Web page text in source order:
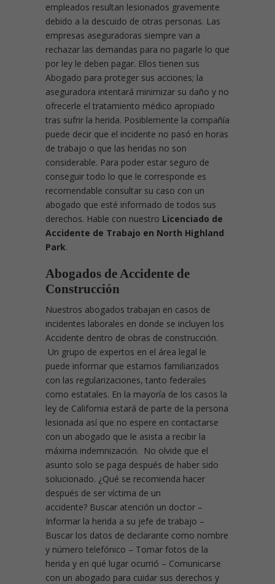
empleados resultan lesionados gravemente
debido a la descuido de otras personas. Las
empresas aseguradoras siempre van a
rechazar las demandas para no pagarle lo que
por ley le deben pagar. Ellos tienen sus
Abogado para proteger sus acciones; la
aseguradora intentará minimizar su daño y no
ofrecerle el tratamiento médico apropiado
tras sufrir la herida. Posiblemente la compañía
puede decir que el incidente no pasó en horas
de trabajo o que las heridas no son
considerable. Para poder estar seguro de
conseguir todo lo que le corresponde es
recomendable consultar su caso con un
abogado que esté informado de todos sus
derechos. Hable con nuestro Licenciado de
Accidente de Trabajo en North Highland
Park.
Abogados de Accidente de
Construcción
Nuestros abogados trabajan en casos de
incidentes laborales en donde se incluyen los
Accidente dentro de obras de construcción.
Un grupo de expertos en el área legal le
puede informar que estamos familiarizados
con las regularizaciones, tanto federales
como estatales. En la mayoría de los casos la
ley de California estará de parte de la persona
lesionada así que no espere en contactarse
con un abogado que le asista a recibir la
máxima indemnización. No olvide que el
asunto solo se paga después de haber sido
solucionado. ¿Qué se recomienda hacer
después de ser víctima de un
accidente? Buscar atención un doctor –
Informar la herida a su jefe de trabajo –
Buscar los datos de declarante como nombre
y número telefónico – Tomar fotos de la
herida y en qué lugar ocurrió – Comunicarse
con un abogado para cuidar sus derechos y